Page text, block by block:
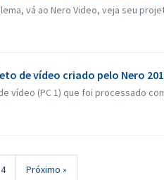
vá ao Nero Video, veja seu
de vídeo criado pelo Nero
vídeo (PC 1) que foi processado
4 Próximo »